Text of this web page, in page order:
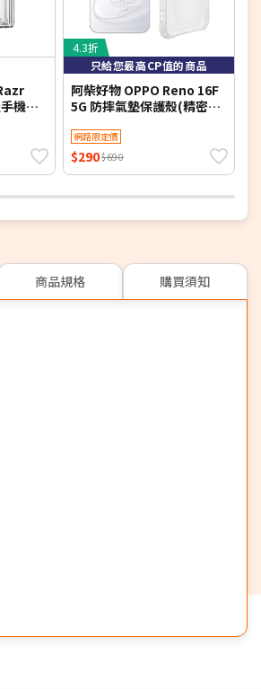
，隨著心情更換吊飾
機保
4.3折
只給您最高CP值的商品
阿柴好物 OPPO Reno 16F
5G 防摔氣墊保護殼(精密挖
網路限定價
$290$690
商品規格 購買須知